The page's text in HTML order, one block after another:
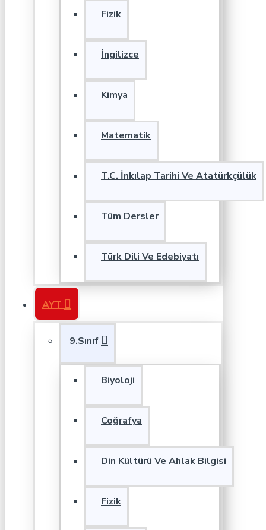
Fizik
İngilizce
Kimya
Matematik
T.C. İnkılap Tarihi Ve Atatürkçülük
Tüm Dersler
Türk Dili Ve Edebiyatı
AYT
9.Sınıf
Biyoloji
Coğrafya
Din Kültürü Ve Ahlak Bilgisi
Fizik